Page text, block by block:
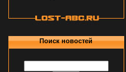
Поиск новостей